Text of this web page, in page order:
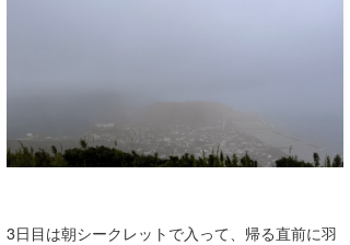
3日目は朝シークレットで入って、帰る直前に羽